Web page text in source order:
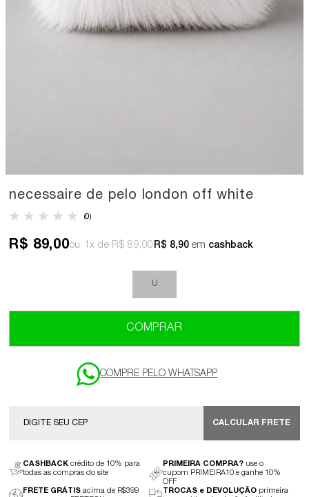
necessaire de pelo london off white
(0)
R$ 89,00 1x R$ 89,00 R$ 8,90em cashback
U
COMPRAR
CALCULAR FRETE
CASHBACK crédito de 10% para
todas as compras do site
PRIMEIRA COMPRA? use o
cupom PRIMEIRA10 e ganhe 10%
OFF
FRETE GRÁTIS acima de R$399
TROCAS e DEVOLUÇÃO primeira